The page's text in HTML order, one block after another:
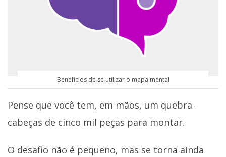
Benefícios de se utilizar o mapa mental
Pense que você tem, em mãos, um quebra-
cabeças de cinco mil peças para montar.
O desafio não é pequeno, mas se torna ainda